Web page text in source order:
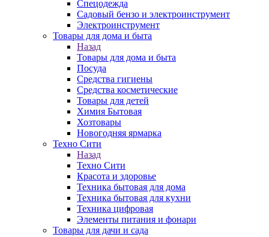
Спецодежда
Садовый бензо и электроинструмент
Электроинструмент
Товары для дома и быта
Назад
Товары для дома и быта
Посуда
Средства гигиены
Средства косметические
Товары для детей
Химия Бытовая
Хозтовары
Новогодняя ярмарка
Техно Сити
Назад
Техно Сити
Красота и здоровье
Техника бытовая для дома
Техника бытовая для кухни
Техника цифровая
Элементы питания и фонари
Товары для дачи и сада